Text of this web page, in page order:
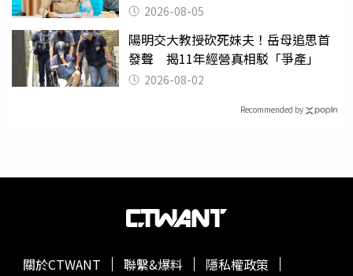
2026-08-05
陽明交大教授砍死妹夫！岳母追思首
發聲 揭11年經營真相駁「爭產」
2026-08-02
Recommended by
關於CTWANT 聯繫&爆料 隱私權政策